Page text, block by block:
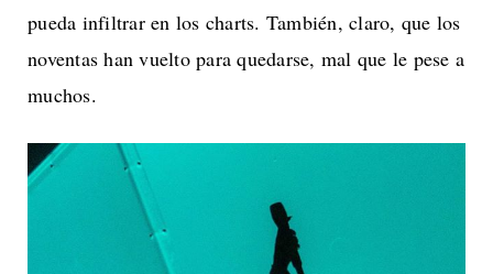
pueda infiltrar en los charts. También, claro, que los
noventas han vuelto para quedarse, mal que le pese a
muchos.